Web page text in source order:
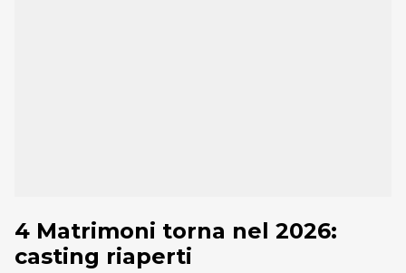
4 Matrimoni torna nel 2026:
casting riaperti